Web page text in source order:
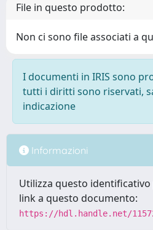
File in questo prodotto:
Non ci sono file associati a
I documenti in IRIS sono
tutti i diritti sono riservati,
indicazione
Informazioni
Utilizza questo
link a questo documento:
https://hdl.handle.net/